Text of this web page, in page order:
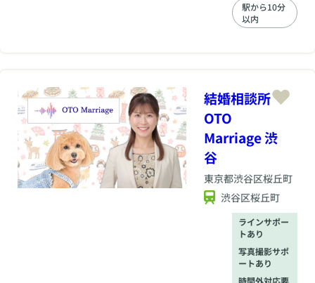
駅から10分
以内
結婚相談所
OTO
Marriage 渋
谷
東京都渋谷区桜丘町
渋谷区桜丘町
ラインサポー
トあり
写真撮影サポ
ートあり
時間外対応要